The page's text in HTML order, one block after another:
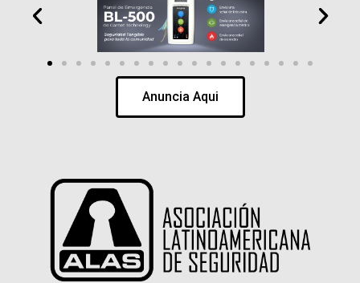
Anuncia Aqui